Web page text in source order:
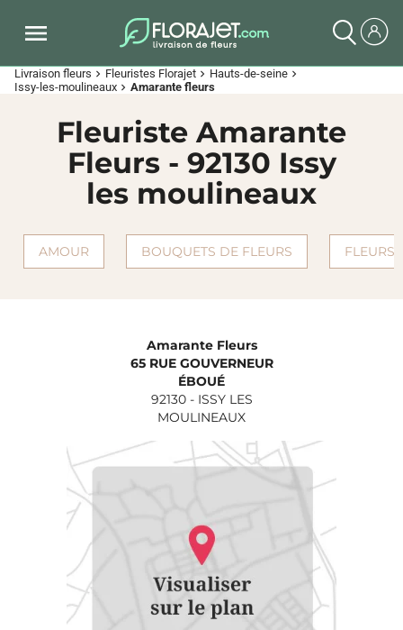
Livraison fleurs chevron_right Fleuristes Florajet chevron_right Hauts-de-seine chevron_right
Issy-les-moulineaux chevron_right Amarante fleurs
Fleuriste Amarante
Fleurs - 92130 Issy
les moulineaux
AMOUR BOUQUETS DE FLEURS FLEURS
Amarante Fleurs
65 RUE GOUVERNEUR
ÉBOUÉ
92130- ISSY LES
MOULINEAUX